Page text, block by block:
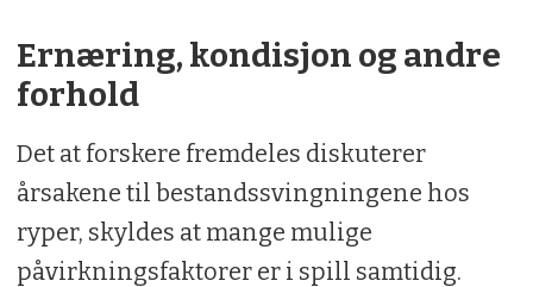
Ernæring, kondisjon og andre
forhold
Det at forskere fremdeles diskuterer
årsakene til bestandssvingningene hos
ryper, skyldes at mange mulige
påvirkningsfaktorer er i spill samtidig.